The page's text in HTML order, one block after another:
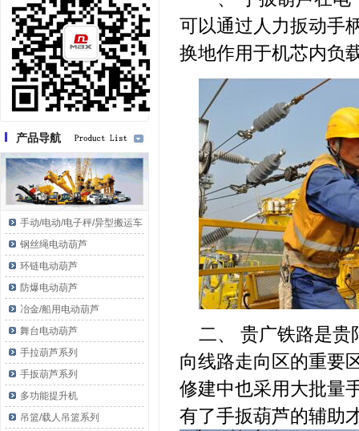
产品导航
手动/电动/电子秤/异型搬运车
钢丝绳电动葫芦
环链电动葫芦
防爆电动葫芦
冶金/船用电动葫芦
舞台电动葫芦
手拉葫芦系列
手扳葫芦系列
多功能提升机
吊篮/载人吊篮系列
可以通过人力扳动手
换地作用于机芯内负
二、 贵广铁路是贵
向线路走向区的重要
修建中也采用大批量
有了手扳葫芦的辅助